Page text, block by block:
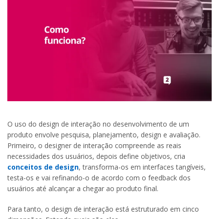
O uso do design de interação no desenvolvimento de um
produto envolve pesquisa, planejamento, design e avaliação.
Primeiro, o designer de interação compreende as reais
necessidades dos usuários, depois define objetivos, cria
conceitos de design, transforma-os em interfaces tangíveis,
testa-os e vai refinando-o de acordo com o feedback dos
usuários até alcançar a chegar ao produto final.
Para tanto, o design de interação está estruturado em cinco